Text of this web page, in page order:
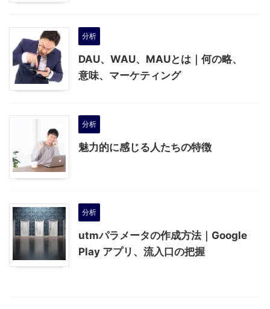
分析
DAU、WAU、MAUとは｜何の略、
意味、マーケティング
分析
魅力的に感じる人たちの特徴
分析
utmパラメータの作成方法｜Google
Play アプリ、流入口の把握